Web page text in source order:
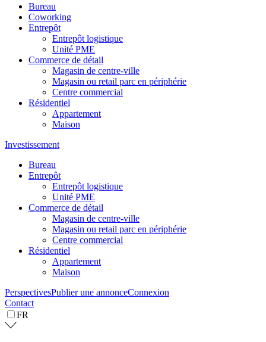
Bureau
Coworking
Entrepôt
Entrepôt logistique
Unité PME
Commerce de détail
Magasin de centre-ville
Magasin ou retail parc en périphérie
Centre commercial
Résidentiel
Appartement
Maison
Investissement
Bureau
Entrepôt
Entrepôt logistique
Unité PME
Commerce de détail
Magasin de centre-ville
Magasin ou retail parc en périphérie
Centre commercial
Résidentiel
Appartement
Maison
PerspectivesPublier une annonceConnexion
Contact
FR